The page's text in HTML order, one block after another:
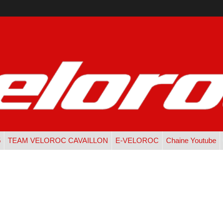
TEAM VELOROC CAVAILLON E-VELOROC Chaine Youtube